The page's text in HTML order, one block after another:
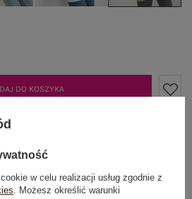
DO KOSZYKA
poprzez:
w celu realizacji usług zgodnie z
. Możesz określić warunki